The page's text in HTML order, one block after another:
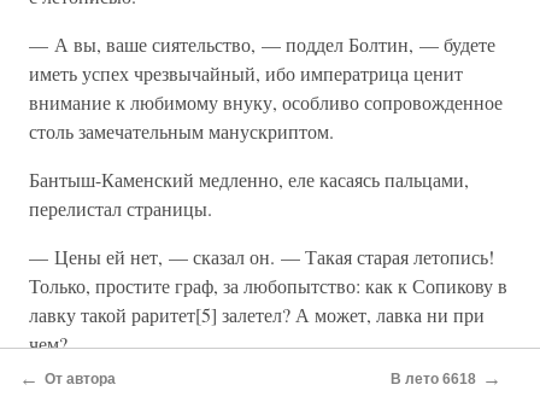
— А вы, ваше сиятельство, — поддел Болтин, — будете
иметь успех чрезвычайный, ибо императрица ценит
внимание к любимому внуку, особливо сопровожденное
столь замечательным манускриптом.
Бантыш-Каменский медленно, еле касаясь пальцами,
перелистал страницы.
— Цены ей нет, — сказал он. — Такая старая летопись!
Только, простите граф, за любопытство: как к Сопикову в
лавку такой раритет[5] залетел? А может, лавка ни при
чем?
Граф улыбнулся всем своим круглым румяным лицом.
← От автора В лето 6618 →